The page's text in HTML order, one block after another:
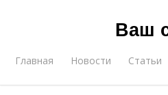
Ваш
Главная Новости Статьи